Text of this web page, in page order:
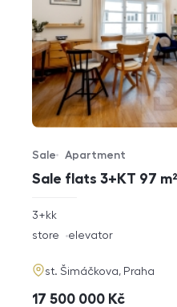
Sale flats 3+KT 97
Offer type
Sale
Property type
Apartment
rozměry
disposition
3+kk
funkce
store elevator
adresa
st. Šimáčkova, Praha
cena
17 500 000 Kč